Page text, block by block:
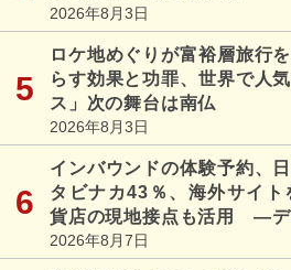
2026年8月3日
ロケ地めぐりが富裕層旅行
らす効果と功罪、世界で人
ス」次の舞台は南仏
2026年8月3日
インバウンドの体験予約、
タビナカ43％、海外サイ
貨店の現地接点も活用 ―デ
2026年8月7日